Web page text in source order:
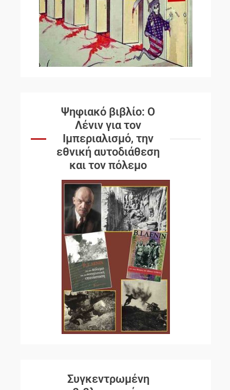
Ψηφιακό βιβλίο: Ο
Λένιν για τον
Ιμπεριαλισμό, την
εθνική αυτοδιάθεση
και τον πόλεμο
Συγκεντρωμένη